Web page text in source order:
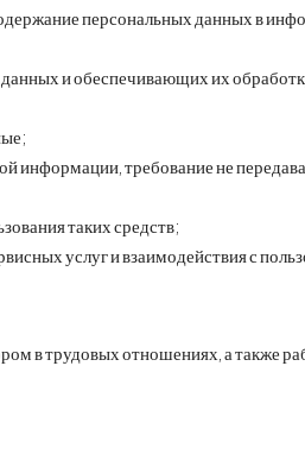
персональных данных в
и обеспечивающих их
информации, требование не
таких средств;
услуг и взаимодействия с
в трудовых отношениях, а также